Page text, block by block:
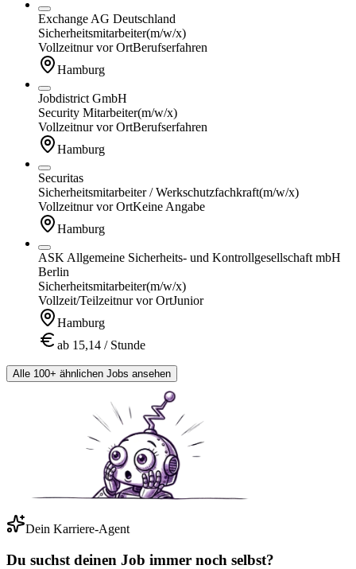
Exchange AG Deutschland
Sicherheitsmitarbeiter(m/w/x)
Vollzeitnur vor OrtBerufserfahren
Hamburg
Jobdistrict GmbH
Security Mitarbeiter(m/w/x)
Vollzeitnur vor OrtBerufserfahren
Hamburg
Securitas
Sicherheitsmitarbeiter / Werkschutzfachkraft(m/w/x)
Vollzeitnur vor OrtKeine Angabe
Hamburg
ASK Allgemeine Sicherheits- und Kontrollgesellschaft mbH
Berlin
Sicherheitsmitarbeiter(m/w/x)
Vollzeit/Teilzeitnur vor OrtJunior
Hamburg
ab 15,14 / Stunde
Alle 100+ ähnlichen Jobs ansehen
Dein Karriere-Agent
Du suchst deinen Job immer noch selbst?